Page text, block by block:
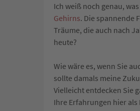
Ich weiß noch genau,
Gehirns. Die spannende
Träume, die auch nach
heute?
Wie wäre es, wenn Sie
sollte damals meine
Vielleicht entdecken Sie
Ihre Erfahrungen hier